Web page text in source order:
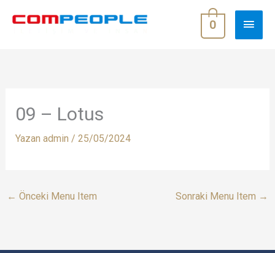
atla
ANA
0
09 – Lotus
Yazan admin / 25/05/2024
← Önceki Menu Item Sonraki Menu Item →